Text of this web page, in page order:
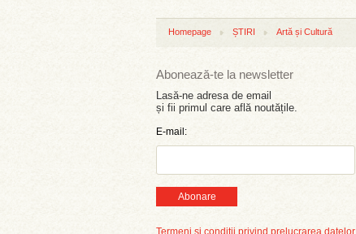
Homepage ȘTIRI Artă și Cultură
Abonează-te la newsletter
Lasă-ne adresa de email
și fii primul care află noutățile.
E-mail:
Abonare
Termeni și condiții privind prelucrarea datelor